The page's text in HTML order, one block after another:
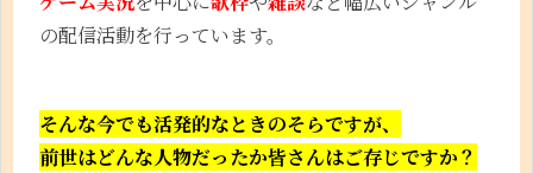
の配信活動を行っています。
そんな今でも活発的なときのそらですが、
前世はどんな人物だったか皆さんはご存じですか？